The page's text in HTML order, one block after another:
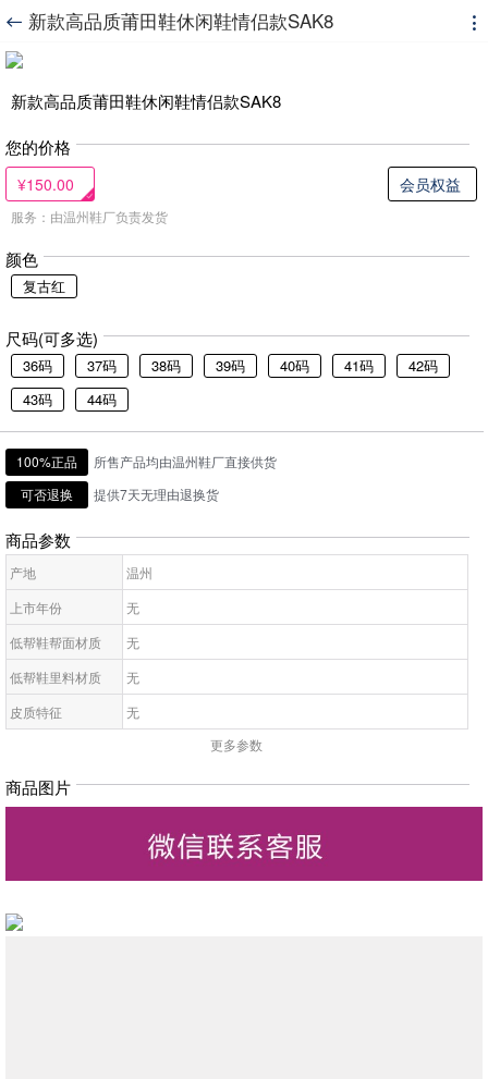
 新款高品质莆田鞋休闲鞋情侣款SAK8 
新款高品质莆田鞋休闲鞋情侣款SAK8
您的价格
¥150.00 会员权益
服务：由温州鞋厂负责发货
颜色
复古红
尺码(可多选)
36码 37码 38码 39码 40码 41码
42码
43码
44码
100%正品
所售产品均由温州鞋厂直接供货
可否退换
提供7天无理由退换货
商品参数
产地
温州
上市年份
无
低帮鞋帮面材质
无
低帮鞋里料材质
无
皮质特征
无
低帮鞋开口深度
无
低帮鞋跟款式
无
低帮鞋闭合方式
更多参数
商品图片